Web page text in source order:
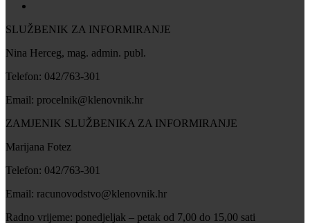
SLUŽBENIK ZA INFORMIRANJE
Nina Herceg, mag. admin. publ.
Telefon: 042/763-301
Email: procelnik@klenovnik.hr
ZAMJENIK SLUŽBENIKA ZA INFORMIRANJE
Marijana Fotez
Telefon: 042/763-301
Email: racunovodstvo@klenovnik.hr
Radno vrijeme: ponedjeljak – petak od 7,00 do 15,00 sati